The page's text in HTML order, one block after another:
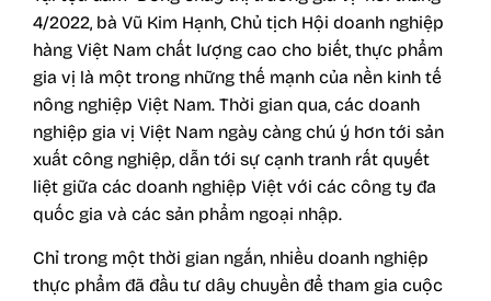
4/2022, bà Vũ Kim Hạnh, Chủ tịch Hội doanh nghiệp
hàng Việt Nam chất lượng cao cho biết, thực phẩm
gia vị là một trong những thế mạnh của nền kinh tế
nông nghiệp Việt Nam. Thời gian qua, các doanh
nghiệp gia vị Việt Nam ngày càng chú ý hơn tới sản
xuất công nghiệp, dẫn tới sự cạnh tranh rất quyết
liệt giữa các doanh nghiệp Việt với các công ty đa
quốc gia và các sản phẩm ngoại nhập.
Chỉ trong một thời gian ngắn, nhiều doanh nghiệp
thực phẩm đã đầu tư dây chuyền để tham gia cuộc